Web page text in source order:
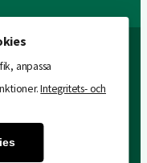
anpassa
Integritets- och